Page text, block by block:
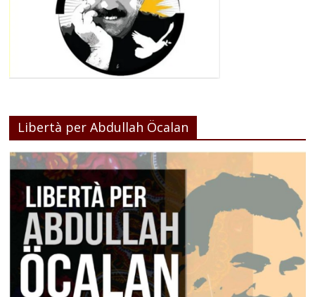
Libertà per Abdullah Öcalan